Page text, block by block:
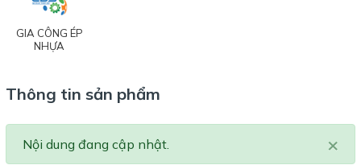
GIA CÔNG ÉP
NHỰA
Thông tin sản phẩm
×
Nội dung đang cập nhật.